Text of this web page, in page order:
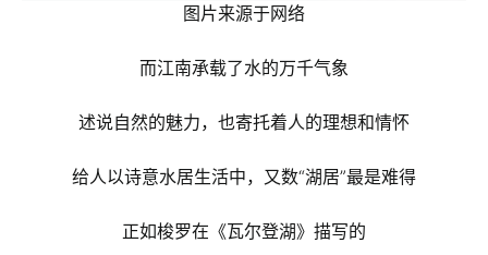
图片来源于网络
而江南承载了水的万千气象
述说自然的魅力，也寄托着人的理想和情怀
给人以诗意水居生活中，又数“湖居”最是难得
正如梭罗在《瓦尔登湖》描写的